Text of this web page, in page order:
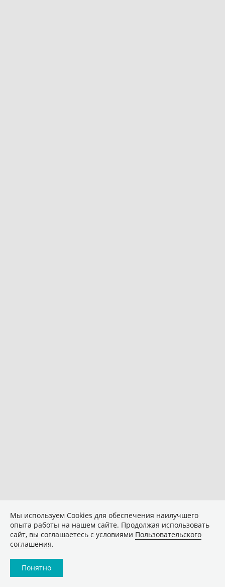
Мы используем Сookies для обеспечения наилучшего
опыта работы на нашем сайте. Продолжая использовать
сайт, вы соглашаетесь с условиями Пользовательского
соглашения.
Понятно